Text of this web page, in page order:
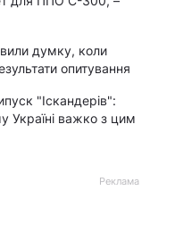
думку, коли
опитування
"Іскандерів":
Україні важко з цим
Реклама